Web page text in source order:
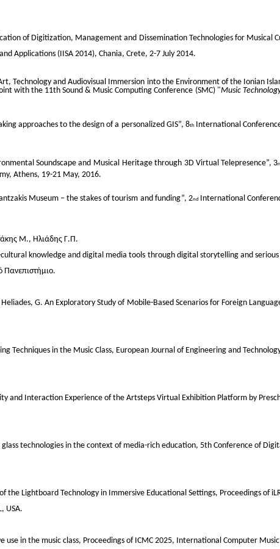
of Digitization, Management and Dissemination Technologies for Musical
Applications (IISA 2014), Chania, Crete, 2-7 July 2014.
Technology and Audiovisual Immersion into the Environment of the Ionian
with the 11th Sound & Music Computing Conference (SMC) "Music
approaches to the design of a personalized GIS”, 8th
International
Soundscape and Musical Heritage through 3D Virtual Telepresence”, 3
Athens, 19-21 May, 2016.
Museum – the stakes of tourism and funding”, 2nd International
Μ., Ηλιάδης Γ.Π.
knowledge and digital media tools through digital storytelling and serious
Πανεπιστήμιο.
G. An Exploratory Study of Mobile-Based Scenarios for Foreign
Techniques in the Music Class, European Journal of Engineering and
and Interaction Experience of the Artsteps Virtual Exhibition Platform by
technologies in the context of media-rich education, 5th Conference of
the Lightboard Technology in Immersive Educational Settings, Proceedings of
USA.
in the music class, Proceedings of ICMC 2025, International Computer